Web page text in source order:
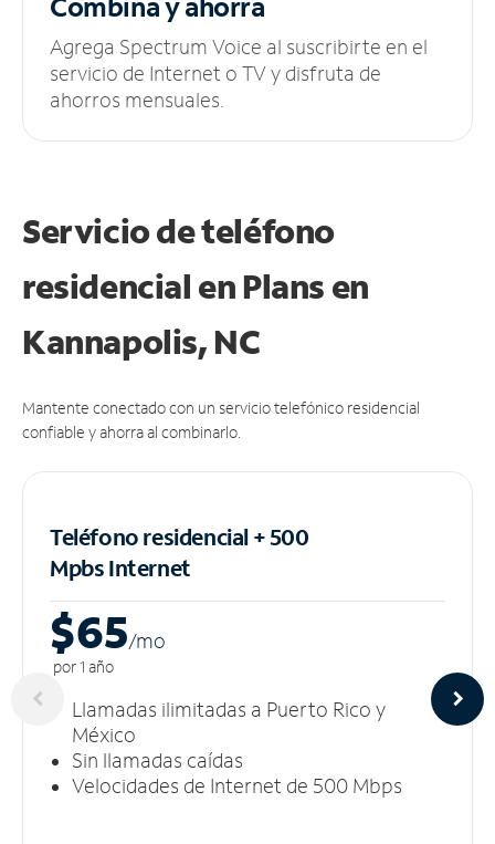
Agrega Spectrum Voice al suscribirte en el
servicio de Internet o TV y disfruta de
ahorros mensuales.
Servicio de teléfono
residencial en Plans en
Kannapolis, NC
Mantente conectado con un servicio telefónico residencial
confiable y ahorra al combinarlo.
Teléfono residencial + 500
MpbsInternet
$65/mo
por 1 año
Llamadas ilimitadas a Puerto Rico y
México
Sin llamadas caídas
Velocidades de Internet de 500 Mbps